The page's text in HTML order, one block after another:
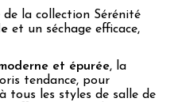
de la collection Sérénité
et un séchage efficace,
et épurée, la
tendance, pour
tous les styles de salle de